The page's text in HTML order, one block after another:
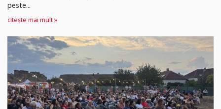
peste...
citește mai mult »